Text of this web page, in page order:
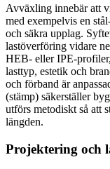
Avväxling innebär att
med exempelvis en
och säkra upplag.
lastöverföring vidare
HEB- eller IPE-
lasttyp, estetik och
och förband är
(stämp) säkerställer
utförs metodiskt så att
längden.
Projektering och